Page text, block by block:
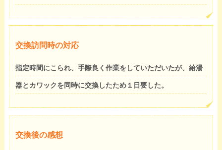
交換訪問時の対応
指定時間にこられ、手際良く作業をしていただいたが、給湯
器とカワックを同時に交換したため１日要した。
交換後の感想